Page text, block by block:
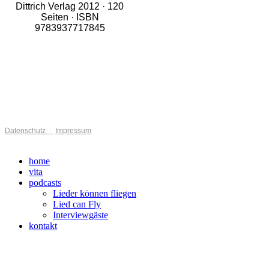
Dittrich Verlag 2012 · 120
Seiten · ISBN
9783937717845
Datenschutz · Impressum
home
vita
podcasts
Lieder können fliegen
Lied can Fly
Interviewgäste
kontakt